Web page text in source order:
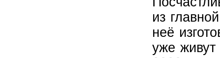
из
неё
уже